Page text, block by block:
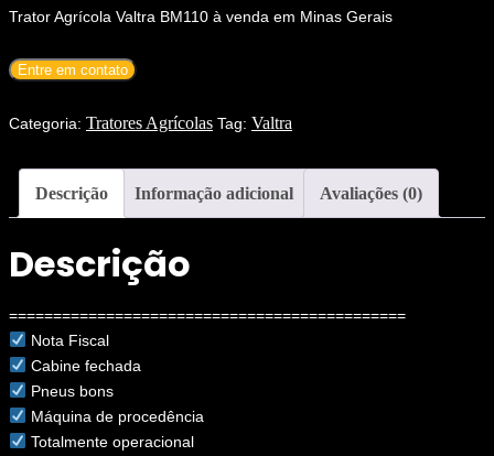
Trator Agrícola Valtra BM110 à venda em Minas Gerais
Entre em contato
Categoria: Tratores Agrícolas Tag: Valtra
Descrição Informação adicional Avaliações (0)
Descrição
=============================================
Nota Fiscal
Cabine fechada
Pneus bons
Máquina de procedência
Totalmente operacional